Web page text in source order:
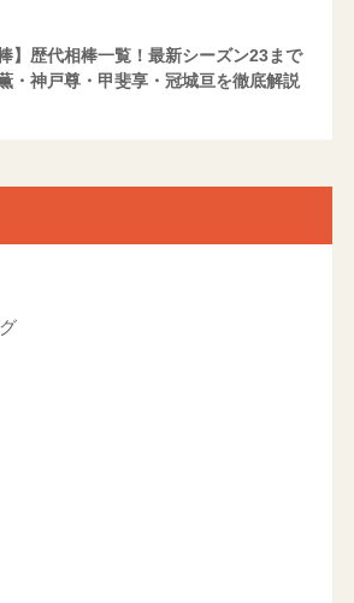
棒】歴代相棒一覧！最新シーズン23まで
・神戸尊・甲斐享・冠城亘を徹底解説